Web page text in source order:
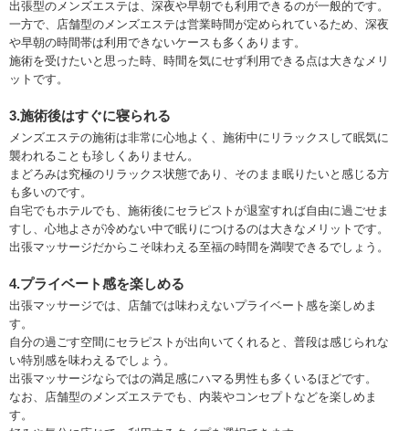
出張型のメンズエステは、深夜や早朝でも利用できるのが一般的です。
一方で、店舗型のメンズエステは営業時間が定められているため、深夜
や早朝の時間帯は利用できないケースも多くあります。
施術を受けたいと思った時、時間を気にせず利用できる点は大きなメリ
ットです。
3.施術後はすぐに寝られる
メンズエステの施術は非常に心地よく、施術中にリラックスして眠気に
襲われることも珍しくありません。
まどろみは究極のリラックス状態であり、そのまま眠りたいと感じる方
も多いのです。
自宅でもホテルでも、施術後にセラピストが退室すれば自由に過ごせま
すし、心地よさが冷めない中で眠りにつけるのは大きなメリットです。
出張マッサージだからこそ味わえる至福の時間を満喫できるでしょう。
4.プライベート感を楽しめる
出張マッサージでは、店舗では味わえないプライベート感を楽しめま
す。
自分の過ごす空間にセラピストが出向いてくれると、普段は感じられな
い特別感を味わえるでしょう。
出張マッサージならではの満足感にハマる男性も多くいるほどです。
なお、店舗型のメンズエステでも、内装やコンセプトなどを楽しめま
す。